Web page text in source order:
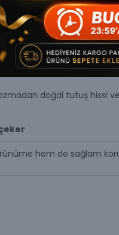
tam uyumludur,
ve köşeler dahil olmak
doğal tutuş hissi
hem de sağlam